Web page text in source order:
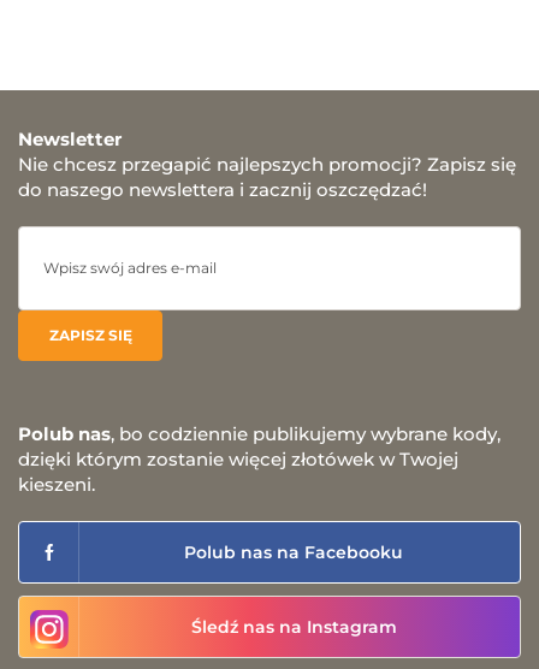
Newsletter
Nie chcesz przegapić najlepszych promocji? Zapisz się
do naszego newslettera i zacznij oszczędzać!
Polub nas, bo codziennie publikujemy wybrane kody,
dzięki którym zostanie więcej złotówek w Twojej
kieszeni.
Polub nas na Facebooku
Śledź nas na Instagram